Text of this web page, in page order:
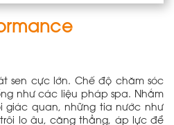
sen cực lớn. Chế độ chăm sóc
như các liệu pháp spa. Nhắm
giác quan, những tia nước như
lo âu, căng thẳng, áp lực để